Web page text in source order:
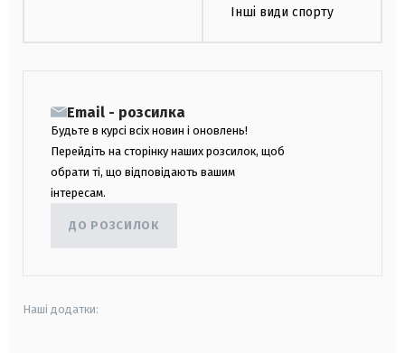
Інші види спорту
Email - розсилка
Будьте в курсі всіх новин і оновлень!
Перейдіть на сторінку наших розсилок, щоб
обрати ті, що відповідають вашим
інтересам.
ДО РОЗСИЛОК
Наші додатки: